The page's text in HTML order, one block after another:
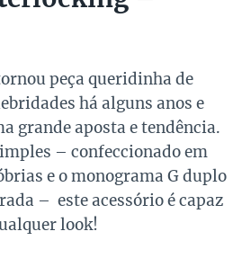
peça queridinha de
há alguns anos e
grande aposta e tendência.
– confeccionado em
e o monograma G duplo
– este acessório é capaz
look!